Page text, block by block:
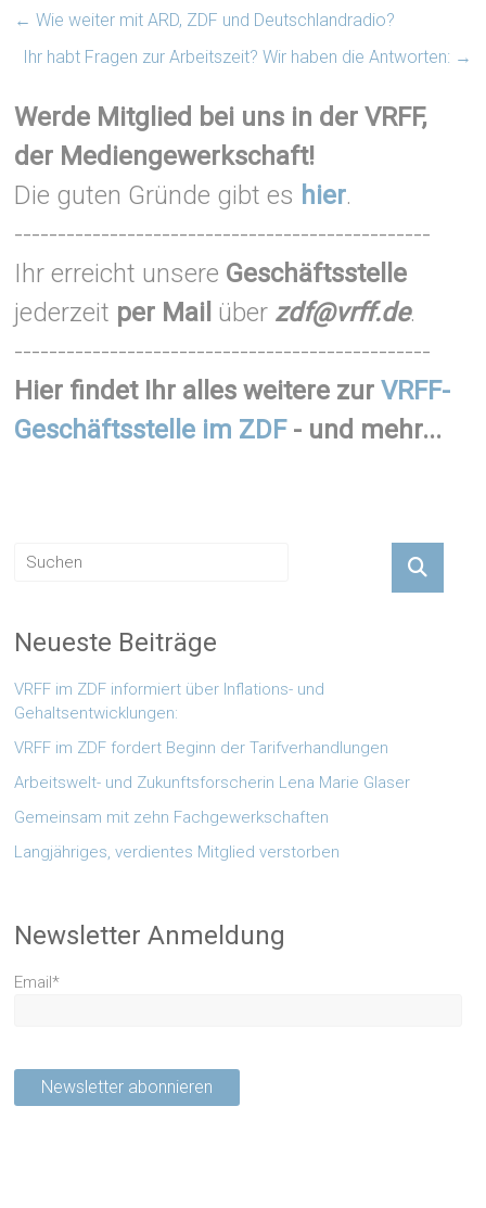
← Wie weiter mit ARD, ZDF und Deutschlandradio?
Ihr habt Fragen zur Arbeitszeit? Wir haben die Antworten: →
Werde Mitglied bei uns in der VRFF,
der Mediengewerkschaft!
Die guten Gründe gibt es hier.
------------------------------------------------
Ihr erreicht unsere Geschäftsstelle
jederzeit per Mail über zdf@vrff.de.
------------------------------------------------
Hier findet Ihr alles weitere zurVRFF-
Geschäftsstelle im ZDF- und mehr...
Neueste Beiträge
VRFF im ZDF informiert über Inflations- und
Gehaltsentwicklungen:
VRFF im ZDF fordert Beginn der Tarifverhandlungen
Arbeitswelt- und Zukunftsforscherin Lena Marie Glaser
Gemeinsam mit zehn Fachgewerkschaften
Langjähriges, verdientes Mitglied verstorben
Newsletter Anmeldung
Email*